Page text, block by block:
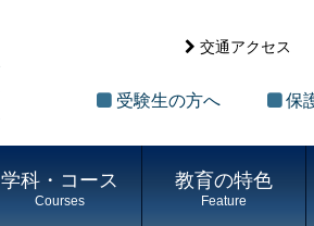
交通アクセス
受験生の方へ 保
学科・コース
Courses
教育の特色
Feature